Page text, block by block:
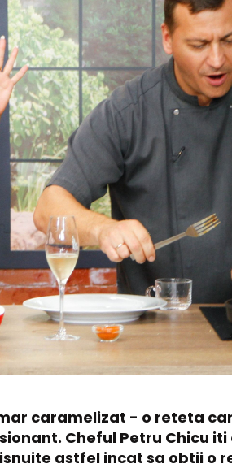
caramelizat - o reteta
Cheful Petru Chicu
astfel incat sa obtii o